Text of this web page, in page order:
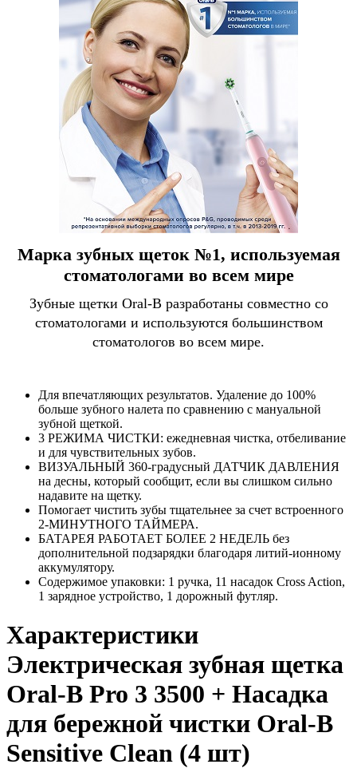
Марка зубных щеток №1, используемая
стоматологами во всем мире
Зубные щетки Oral-B разработаны совместно со
стоматологами и используются большинством
стоматологов во всем мире.
Для впечатляющих результатов. Удаление до 100%
больше зубного налета по сравнению с мануальной
зубной щеткой.
3 РЕЖИМА ЧИСТКИ: ежедневная чистка, отбеливание
и для чувствительных зубов.
ВИЗУАЛЬНЫЙ 360-градусный ДАТЧИК ДАВЛЕНИЯ
на десны, который сообщит, если вы слишком сильно
надавите на щетку.
Помогает чистить зубы тщательнее за счет встроенного
2-МИНУТНОГО ТАЙМЕРА.
БАТАРЕЯ РАБОТАЕТ БОЛЕЕ 2 НЕДЕЛЬ без
дополнительной подзарядки благодаря литий-ионному
аккумулятору.
Содержимое упаковки: 1 ручка, 11 насадок Cross Action,
1 зарядное устройство, 1 дорожный футляр.
Характеристики
Электрическая зубная щетка
Oral-B Pro 3 3500 + Насадка
для бережной чистки Oral-B
Sensitive Clean (4 шт)